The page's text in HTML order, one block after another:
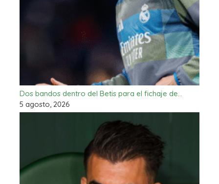
Dos bandos dentro del Betis para el fichaje de…
5 agosto, 2026